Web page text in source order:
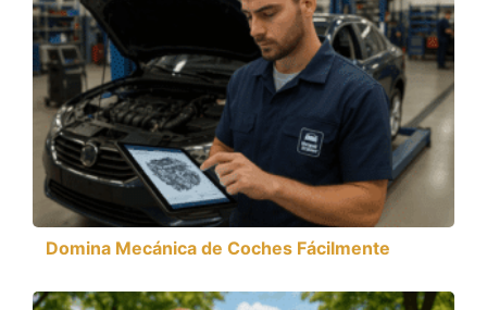
Domina Mecánica de Coches Fácilmente